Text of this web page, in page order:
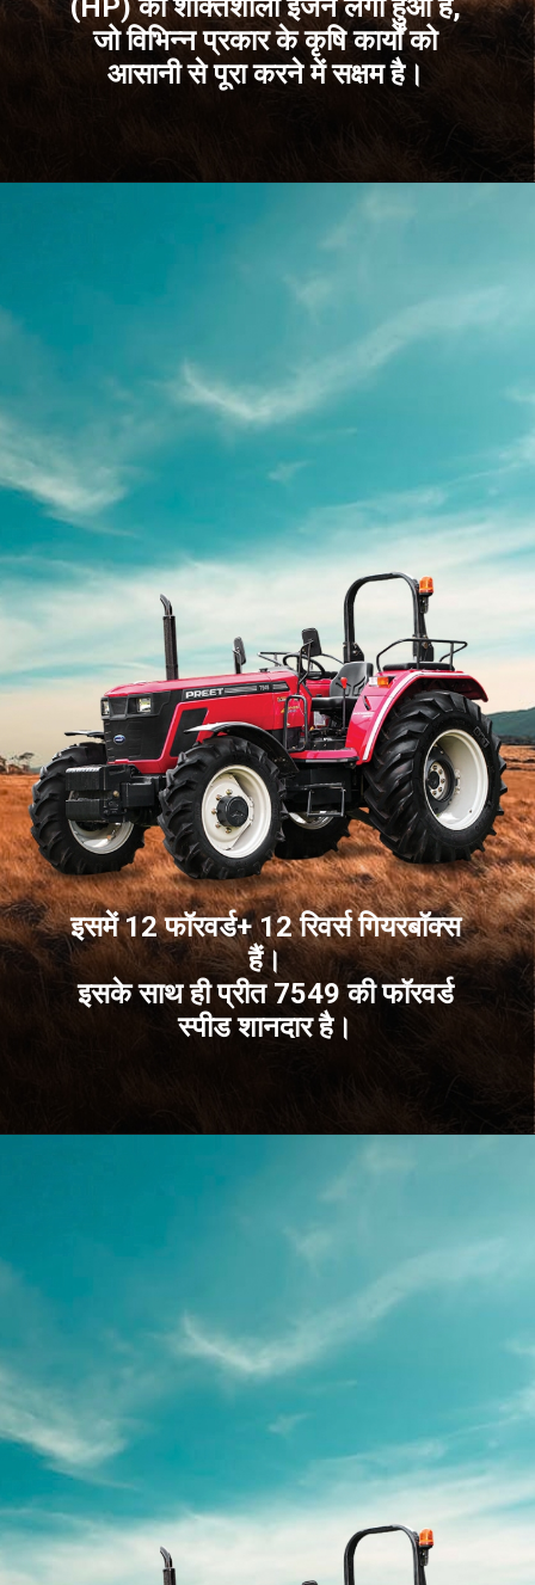
(HP) का शक्तिशाली इंजन लगा हुआ है,
जो विभिन्न प्रकार के कृषि कार्यों को
आसानी से पूरा करने में सक्षम है।
इसमें 12 फॉरवर्ड+ 12 रिवर्स गियरबॉक्स
हैं।
इसके साथ ही प्रीत 7549 की फॉरवर्ड
स्पीड शानदार है।